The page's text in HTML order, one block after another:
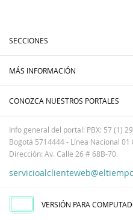
SECCIONES
MÁS INFORMACIÓN
CONOZCA NUESTROS PORTALES
Info general del portal: PBX: 57 (1)
Bogotá 5714444 - Línea Nacional 01
Dirección: Av. Calle 26 # 68B-70.
VERSIÓN PARA